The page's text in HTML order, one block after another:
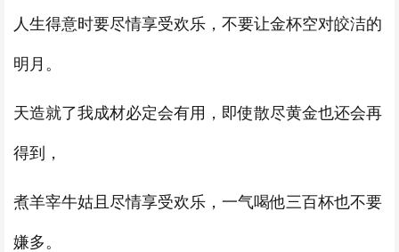
人生得意时要尽情享受欢乐，不要让金杯空对皎洁的
明月。
天造就了我成材必定会有用，即使散尽黄金也还会再
得到，
煮羊宰牛姑且尽情享受欢乐，一气喝他三百杯也不要
嫌多。